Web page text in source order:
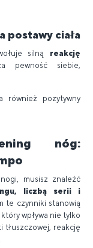
postawy ciała
silną reakcję
pewność siebie,
również pozytywny
nóg:
musisz znaleźć
liczbą serii i
te czynniki stanowią
wpływa nie tylko
tłuszczowej, reakcję